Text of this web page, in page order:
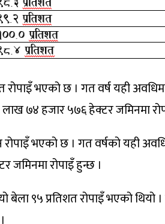
भएको छ । गत वर्ष यही
लाख ७४ हजार ५७६ हेक्टर जमिनमा
भएको छ । गत वर्षको यही
जमिनमा रोपाइँ हुन्छ ।
बेला ९५ प्रतिशत रोपाइँ भएको